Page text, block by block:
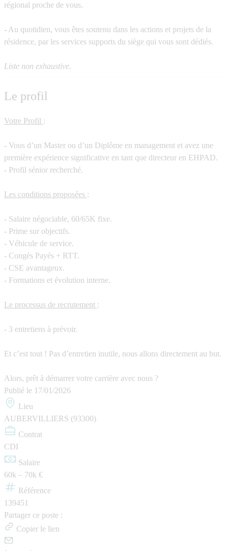
régional proche de vous.
- Au quotidien, vous êtes soutenu dans les actions et projets de la
résidence, par les services supports du siège qui vous sont dédiés.
Liste non exhaustive.
Le profil
Votre Profil :
- Vous d’un Master ou d’un Diplôme en management et avez une
première expérience significative en tant que directeur en EHPAD.
- Profil sénior recherché.
Les conditions proposées :
- Salaire négociable, 60/65K fixe.
- Prime sur objectifs.
- Véhicule de service.
- Congés Payés + RTT.
- CSE avantageux.
- Formations et évolution interne.
Le processus de recrutement :
- 3 entretiens à prévoir.
Et c’est tout ! Pas d’entretien inutile, nous allons directement au but.
Alors, prêt à démarrer votre carrière avec nous ?
Publié le 17/01/2026
Lieu
AUBERVILLIERS (93300)
Contrat
CDI
Salaire
60k – 70k €
Référence
139451
Partager ce poste :
Copier le lien